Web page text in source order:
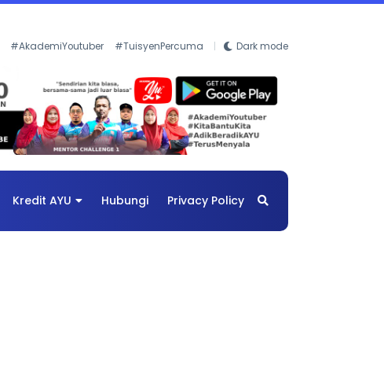
#AkademiYoutuber #TuisyenPercuma Dark mode
Kredit AYU Hubungi Privacy Policy